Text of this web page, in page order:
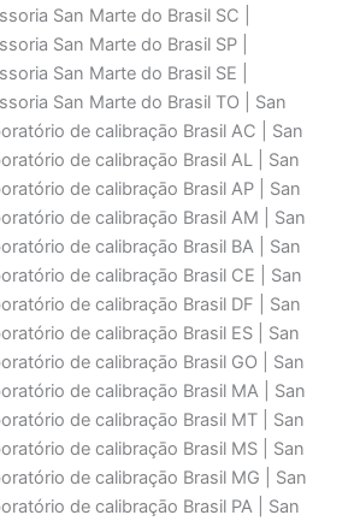
San Marte do Brasil SC |
San Marte do Brasil SP |
San Marte do Brasil SE |
San Marte do Brasil TO | San
de calibraçāo Brasil AC | San
de calibraçāo Brasil AL | San
de calibraçāo Brasil AP | San
de calibraçāo Brasil AM | San
de calibraçāo Brasil BA | San
de calibraçāo Brasil CE | San
de calibraçāo Brasil DF | San
de calibraçāo Brasil ES | San
de calibraçāo Brasil GO | San
de calibraçāo Brasil MA | San
de calibraçāo Brasil MT | San
de calibraçāo Brasil MS | San
de calibraçāo Brasil MG | San
de calibraçāo Brasil PA | San